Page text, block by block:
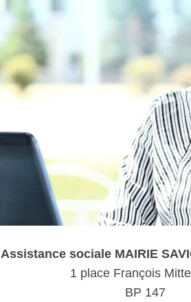
Assistance sociale MAIRIE
1 place François
BP 147